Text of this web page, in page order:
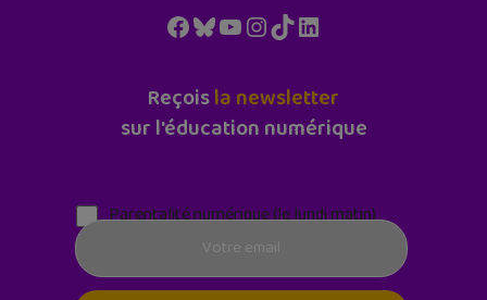
Facebook
Bluesky
YouTube
Instagram
TikTokLinkedIn
Reçoisla newsletter
sur l'éducation numérique
Parentalité numérique (le lundi matin)